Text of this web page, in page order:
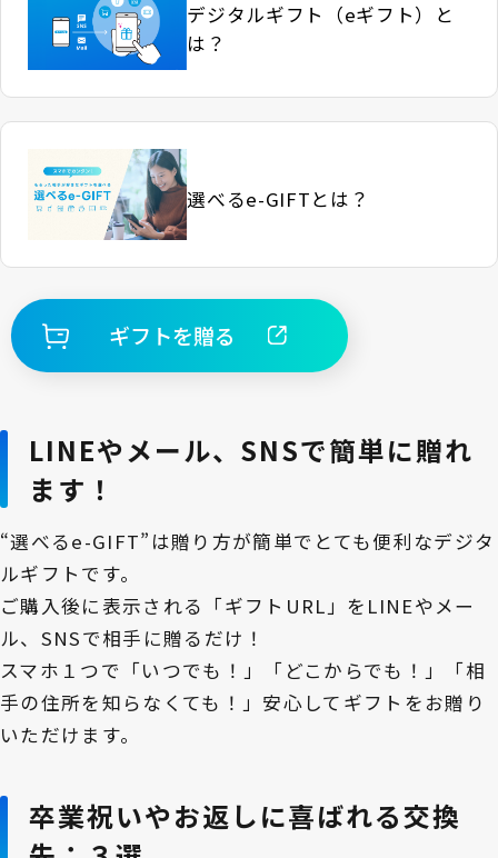
デジタルギフト（eギフト）と
は？
選べるe-GIFTとは？
ギフトを贈る
LINEやメール、SNSで簡単に贈れ
ます！
“選べるe-GIFT”は贈り方が簡単でとても便利なデジタ
ルギフトです。
ご購入後に表示される「ギフトURL」をLINEやメー
ル、SNSで相手に贈るだけ！
スマホ１つで「いつでも！」「どこからでも！」「相
手の住所を知らなくても！」安心してギフトをお贈り
いただけます。
卒業祝いやお返しに喜ばれる交換